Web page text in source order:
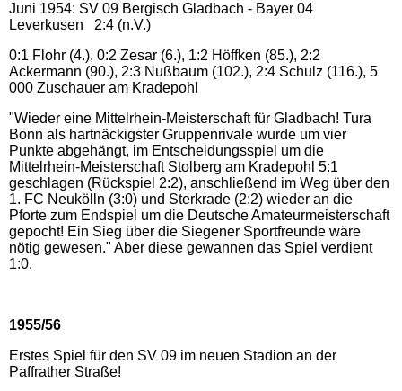
Juni 1954: SV 09 Bergisch Gladbach - Bayer 04
Leverkusen 2:4 (n.V.)
0:1 Flohr (4.), 0:2 Zesar (6.), 1:2 Höffken (85.), 2:2
Ackermann (90.), 2:3 Nußbaum (102.), 2:4 Schulz (116.), 5
000 Zuschauer am Kradepohl
"Wieder eine Mittelrhein-Meisterschaft für Gladbach! Tura
Bonn als hartnäckigster Gruppenrivale wurde um vier
Punkte abgehängt, im Entscheidungsspiel um die
Mittelrhein-Meisterschaft Stolberg am Kradepohl 5:1
geschlagen (Rückspiel 2:2), anschließend im Weg über den
1. FC Neukölln (3:0) und Sterkrade (2:2) wieder an die
Pforte zum Endspiel um die Deutsche Amateurmeisterschaft
gepocht! Ein Sieg über die Siegener Sportfreunde wäre
nötig gewesen." Aber diese gewannen das Spiel verdient
1:0.
1955/56
Erstes Spiel für den SV 09 im neuen Stadion an der
Paffrather Straße!